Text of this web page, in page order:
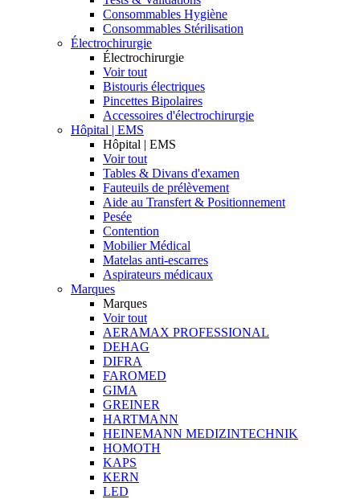
Consommables Hygiène
Consommables Stérilisation
Électrochirurgie
Électrochirurgie
Voir tout
Bistouris électriques
Pincettes Bipolaires
Accessoires d'électrochirurgie
Hôpital | EMS
Hôpital | EMS
Voir tout
Tables & Divans d'examen
Fauteuils de prélèvement
Aide au Transfert & Positionnement
Pesée
Contention
Mobilier Médical
Matelas anti-escarres
Aspirateurs médicaux
Marques
Marques
Voir tout
AERAMAX PROFESSIONAL
DEHAG
DIFRA
FAROMED
GIMA
GREINER
HARTMANN
HEINEMANN MEDIZINTECHNIK
HOMOTH
KAPS
KERN
LED